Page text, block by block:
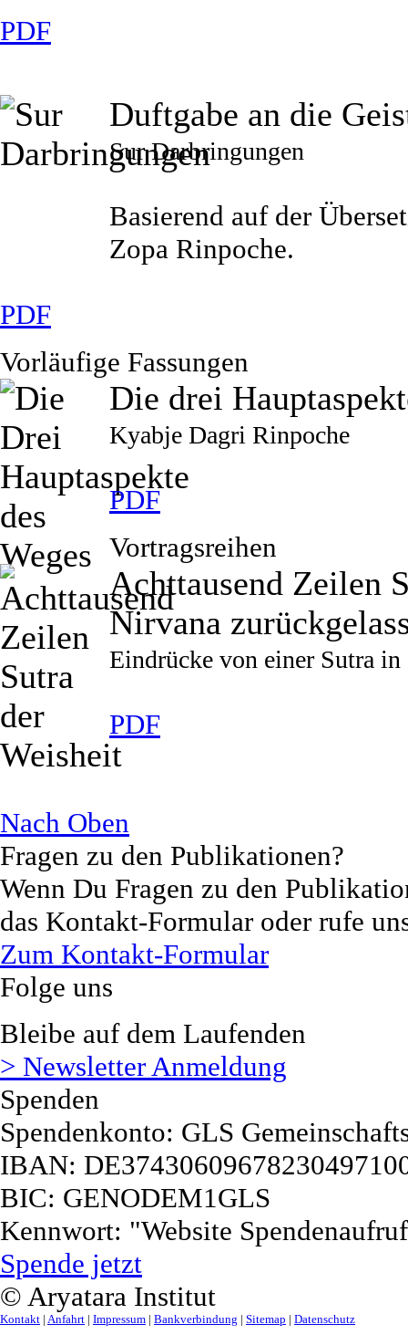
PDF
Duftgabe an die
Sur Darbringungen
Basierend auf der
Zopa Rinpoche.
PDF
Vorläufige Fassungen
Die drei
Kyabje Dagri Rinpoche
PDF
Vortragsreihen
Achttausend Zeilen
Nirvana
Eindrücke von einer Sutra in
PDF
Nach Oben
Fragen zu den Publikationen?
Wenn Du Fragen zu den
das Kontakt-Formular oder rufe
Zum Kontakt-Formular
Folge uns
Bleibe auf dem Laufenden
> Newsletter Anmeldung
Spenden
Spendenkonto: GLS
IBAN:
BIC: GENODEM1GLS
Kennwort: "Website
Spende jetzt
© Aryatara Institut
Kontakt Anfahrt Impressum Bankverbindung Sitemap Datenschutz